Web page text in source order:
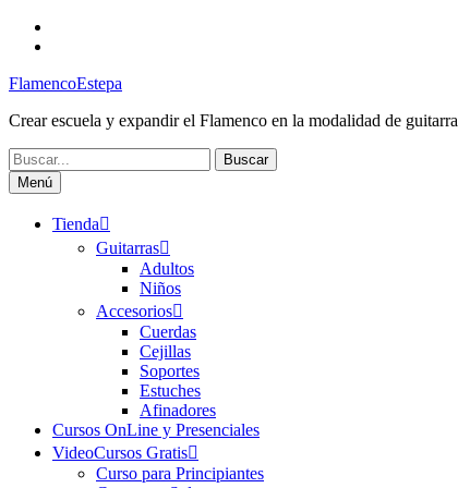
Saltar
FlamencoEstepa
Crear escuela y expandir el Flamenco en la modalidad de guitarra
Buscar:
Menú
Tienda
Guitarras
Adultos
Niños
Accesorios
Cuerdas
Cejillas
Soportes
Estuches
Afinadores
Cursos OnLine y Presenciales
VideoCursos Gratis
Curso para Principiantes